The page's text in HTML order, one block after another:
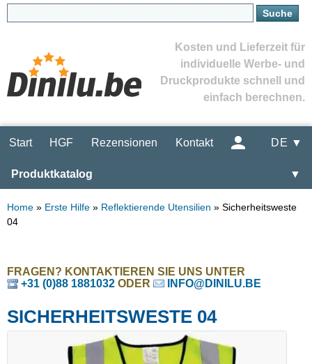
Kosten und Lieferzeit für
individuelle Werbe- und
Druckprodukte schnell und
einfach berechnen.
Start HGF Rezensionen Kontakt DE ▼
Produktkatalog ▼
Home » Erste Hilfe » Reflektierende Utensilien » Sicherheitsweste
04
FRAGEN? KONTAKTIEREN SIE UNS UNTER
+31 (0)88 1881032 ODER INFO@DINILU.BE
SICHERHEITSWESTE 04